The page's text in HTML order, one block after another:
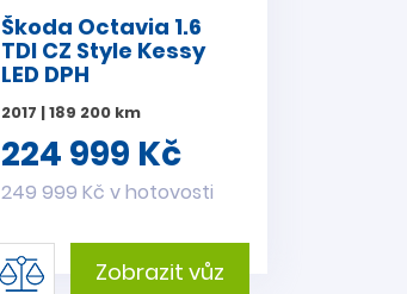
Škoda Octavia 1.6
TDI CZ Style Kessy
LED DPH
2017 | 189 200 km
224 999 Kč
249 999 Kč v hotovosti
Zobrazit vůz